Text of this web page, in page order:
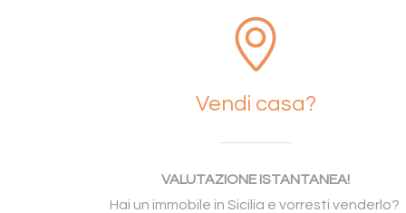
Vendi casa?
VALUTAZIONE ISTANTANEA!
Hai un immobile in Sicilia e vorresti venderlo?